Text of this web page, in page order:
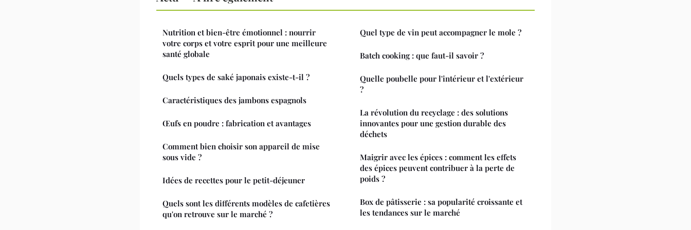
Nutrition et bien-être émotionnel : nourrir
votre corps et votre esprit pour une meilleure
santé globale
Quels types de saké japonais existe-t-il ?
Caractéristiques des jambons espagnols
Œufs en poudre : fabrication et avantages
Comment bien choisir son appareil de mise
sous vide ?
Idées de recettes pour le petit-déjeuner
Quels sont les différents modèles de cafetières
qu'on retrouve sur le marché ?
Quel type de vin peut accompagner le mole ?
Batch cooking : que faut-il savoir ?
Quelle poubelle pour l'intérieur et l'extérieur
?
La révolution du recyclage : des solutions
innovantes pour une gestion durable des
déchets
Maigrir avec les épices : comment les effets
des épices peuvent contribuer à la perte de
poids ?
Box de pâtisserie : sa popularité croissante et
les tendances sur le marché